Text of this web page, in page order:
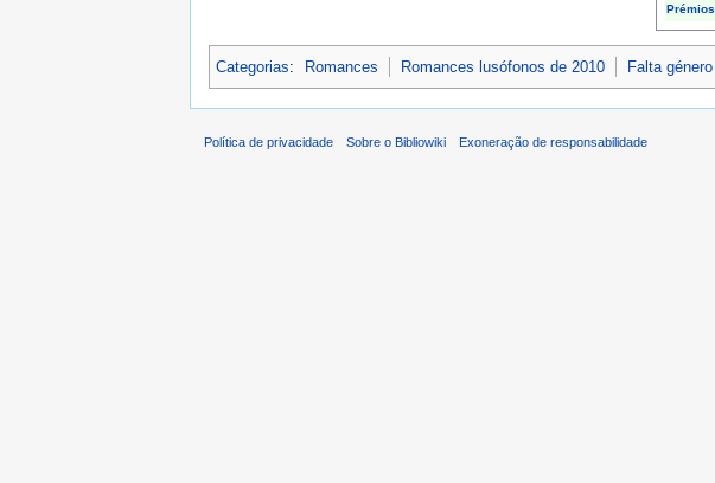
Prémios
Categorias: Romances Romances lusófonos de 2010 Falta género
Política de privacidade Sobre o Bibliowiki Exoneração de responsabilidade